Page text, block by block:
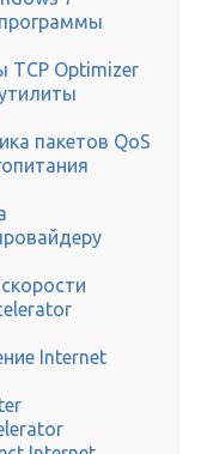
Optimizer
пакетов QoS
Internet